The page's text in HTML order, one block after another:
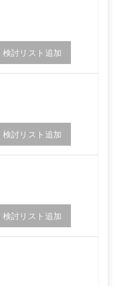
検討リスト追加
検討リスト追加
検討リスト追加